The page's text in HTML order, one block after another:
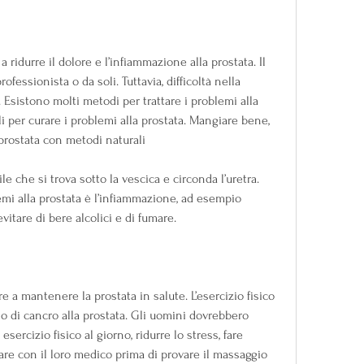
ridurre il dolore e l’infiammazione alla prostata. Il
o da soli. Tuttavia, difficoltà nella
molti metodi per trattare i problemi alla
curare i problemi alla prostata. Mangiare bene,
con metodi naturali
che si trova sotto la vescica e circonda l’uretra.
alla prostata è l’infiammazione, ad esempio
di bere alcolici e di fumare.
a mantenere la prostata in salute. L’esercizio fisico
di cancro alla prostata. Gli uomini dovrebbero
fisico al giorno, ridurre lo stress, fare
con il loro medico prima di provare il massaggio